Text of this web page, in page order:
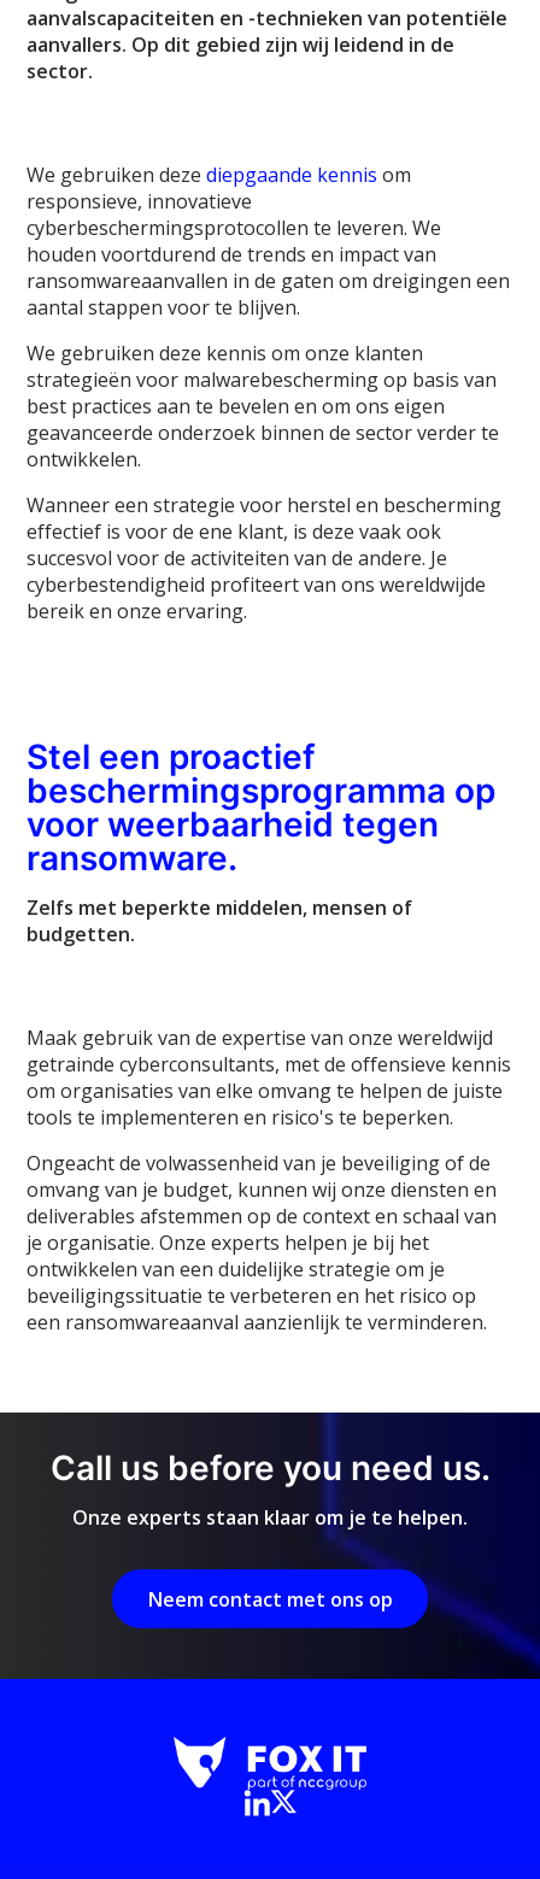
aanvalscapaciteiten en -technieken van potentiële
aanvallers. Op dit gebied zijn wij leidend in de
sector.
We gebruiken dezediepgaande kennis om
responsieve, innovatieve
cyberbeschermingsprotocollen te leveren. We
houden voortdurend de trends en impact van
ransomwareaanvallen in de gaten om dreigingen een
aantal stappen voor te blijven.
We gebruiken deze kennis om onze klanten
strategieën voor malwarebescherming op basis van
best practices aan te bevelen en om ons eigen
geavanceerde onderzoek binnen de sector verder te
ontwikkelen.
Wanneer een strategie voor herstel en bescherming
effectief is voor de ene klant, is deze vaak ook
succesvol voor de activiteiten van de andere. Je
cyberbestendigheid profiteert van ons wereldwijde
bereik en onze ervaring.
Stel een proactief
beschermingsprogramma op
voor weerbaarheid tegen
ransomware.
Zelfs met beperkte middelen, mensen of
budgetten.
Maak gebruik van de expertise van onze wereldwijd
getrainde cyberconsultants, met de offensieve kennis
om organisaties van elke omvang te helpen de juiste
tools te implementeren en risico's te beperken.
Ongeacht de volwassenheid van je beveiliging of de
omvang van je budget, kunnen wij onze diensten en
deliverables afstemmen op de context en schaal van
je organisatie. Onze experts helpen je bij het
ontwikkelen van een duidelijke strategie om je
beveiligingssituatie te verbeteren en het risico op
een ransomwareaanval aanzienlijk te verminderen.
Call us before you need us.
Onze experts staan klaar om je te helpen.
Neem contact met ons op